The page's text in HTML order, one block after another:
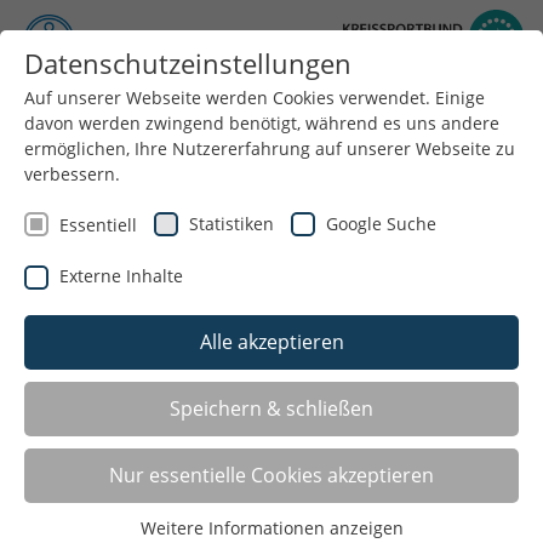
Menü
Sportplatz Kommune 2.0
Finanzielle Unterstützung für neue Bewegungs-,
Spiel- und Sportangebote
Datenschutzeinstellungen
Auf unserer Webseite werden Cookies verwendet. Einige
davon werden zwingend benötigt, während es uns andere
ermöglichen, Ihre Nutzererfahrung auf unserer Webseite zu
verbessern.
Essentiell Statistiken Google Suche
Externe Inhalte
Alle akzeptieren
Speichern & schließen
Nur essentielle Cookies akzeptieren
Weitere Informationen anzeigen